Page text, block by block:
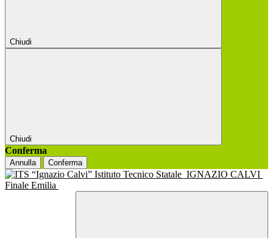
Chiudi
Chiudi
Conferma
Annulla Conferma
Istituto Tecnico Statale IGNAZIO CALVI
Finale Emilia